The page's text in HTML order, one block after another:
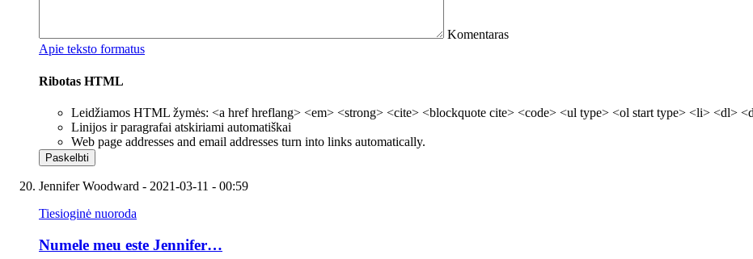
Komentaras
Apie teksto formatus
Ribotas HTML
Leidžiamos HTML žymės: <a href hreflang> <em> <strong> <cite> <blockquote cite> <code> <ul type> <ol start type> <li> <dl>
Linijos ir paragrafai atskiriami automatiškai
Web page addresses and email addresses turn into links automatically.
Jennifer Woodward - 2021-03-11 - 00:59
Tiesioginė nuoroda
Numele meu este Jennifer…